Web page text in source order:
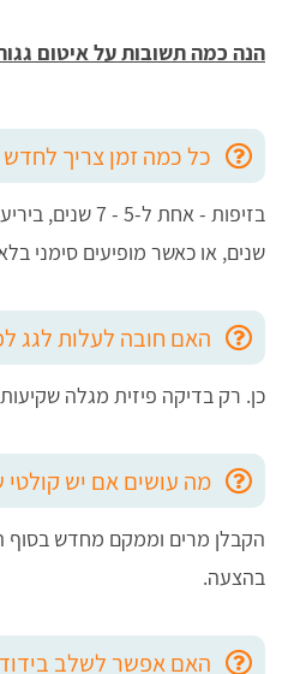
הנה כמה תשובות על איטום
כל כמה זמן צריך לחדש
שנים, או כאשר מופיעים סימני
האם חובה לעלות לגג
כן. רק בדיקה פיזית מגלה
מה עושים אם יש
הקבלן מרים וממקם מחדש בסוף
בהצעה.
האם אפשר לשלב